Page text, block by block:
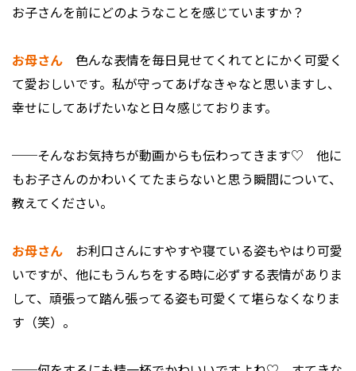
お子さんを前にどのようなことを感じていますか？
お母さん 色んな表情を毎日見せてくれてとにかく可愛く
て愛おしいです。私が守ってあげなきゃなと思いますし、
幸せにしてあげたいなと日々感じております。
──そんなお気持ちが動画からも伝わってきます♡ 他に
もお子さんのかわいくてたまらないと思う瞬間について、
教えてください。
お母さん お利口さんにすやすや寝ている姿もやはり可愛
いですが、他にもうんちをする時に必ずする表情がありま
して、頑張って踏ん張ってる姿も可愛くて堪らなくなりま
す（笑）。